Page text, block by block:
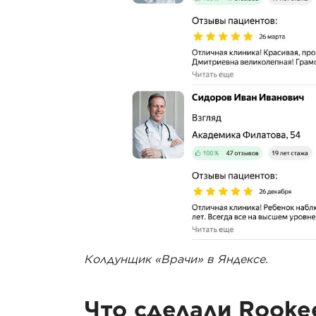
Колдунщик «Врачи» в Яндексе.
Что сделали